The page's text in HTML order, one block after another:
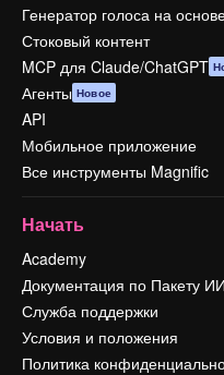
Генератор голоса на
Стоковый контент
MCP для Claude/ChatGPT
Агенты Новое
API
Мобильное приложение
Все инструменты Magnific
Начать
Academy
Документация по Пакету ИИ
Служба поддержки
Условия и положения
Политика